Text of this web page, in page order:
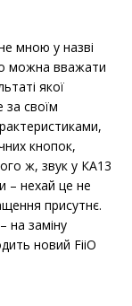
мною у назві
можна вважати
якої
своїм
кнопок,
ж, звук у КА13
– нехай це не
присутнє.
на заміну
новий FiiO